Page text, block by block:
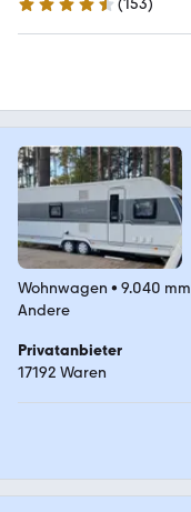
4.6 Sterne (153)
Wohnwagen • 9.040 mm
Andere
Privatanbieter
17192 Waren